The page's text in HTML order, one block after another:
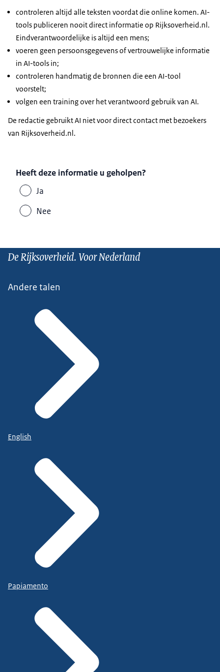
controleren altijd alle teksten voordat die online komen. AI-
tools publiceren nooit direct informatie op Rijksoverheid.nl.
Eindverantwoordelijke is altijd een mens;
voeren geen persoonsgegevens of vertrouwelijke informatie
in AI-tools in;
controleren handmatig de bronnen die een AI-tool
voorstelt;
volgen een training over het verantwoord gebruik van AI.
De redactie gebruikt AI niet voor direct contact met bezoekers
van Rijksoverheid.nl.
Heeft deze informatie u geholpen?
Ja
Nee
De Rijksoverheid. Voor Nederland
Andere talen
English
Papiamento